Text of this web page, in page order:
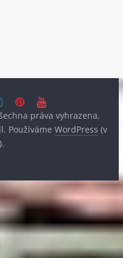
práva vyhrazena.
Používáme WordPress (v